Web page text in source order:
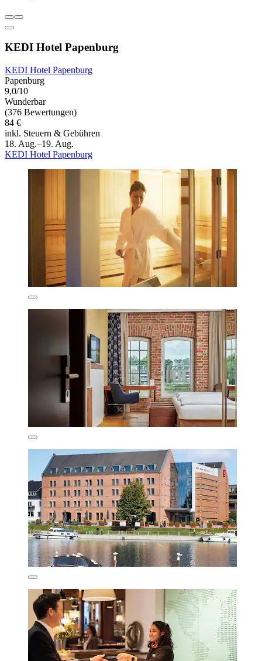
KEDI Hotel Papenburg
KEDI Hotel Papenburg
Papenburg
9,0/10
Wunderbar
(376 Bewertungen)
84 €
inkl. Steuern & Gebühren
18. Aug.–19. Aug.
KEDI Hotel Papenburg